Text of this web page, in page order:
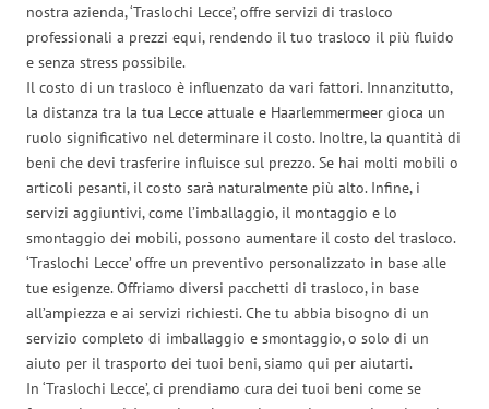
nostra azienda, ‘Traslochi Lecce’, offre servizi di trasloco
professionali a prezzi equi, rendendo il tuo trasloco il più fluido
e senza stress possibile.
Il costo di un trasloco è influenzato da vari fattori. Innanzitutto,
la distanza tra la tua Lecce attuale e Haarlemmermeer gioca un
ruolo significativo nel determinare il costo. Inoltre, la quantità di
beni che devi trasferire influisce sul prezzo. Se hai molti mobili o
articoli pesanti, il costo sarà naturalmente più alto. Infine, i
servizi aggiuntivi, come l’imballaggio, il montaggio e lo
smontaggio dei mobili, possono aumentare il costo del trasloco.
‘Traslochi Lecce’ offre un preventivo personalizzato in base alle
tue esigenze. Offriamo diversi pacchetti di trasloco, in base
all’ampiezza e ai servizi richiesti. Che tu abbia bisogno di un
servizio completo di imballaggio e smontaggio, o solo di un
aiuto per il trasporto dei tuoi beni, siamo qui per aiutarti.
In ‘Traslochi Lecce’, ci prendiamo cura dei tuoi beni come se